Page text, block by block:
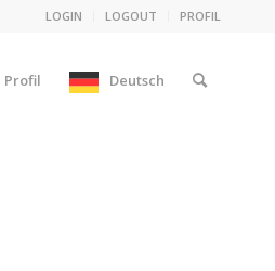
LOGIN LOGOUT PROFIL
Profil Deutsch